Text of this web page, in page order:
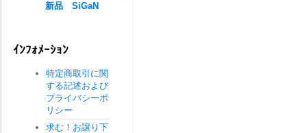
新品 SiGaN
ｲﾝﾌｫﾒｰｼｮﾝ
特定商取引に関
する記述および
プライバシーポ
リシー
求む！お譲り下